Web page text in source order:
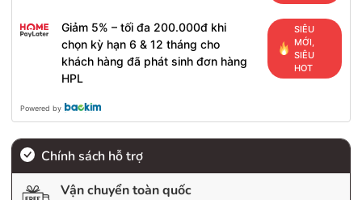
Giảm 5% – tối đa 200.000đ khi
chọn kỳ hạn 6 & 12 tháng cho
khách hàng đã phát sinh đơn hàng
HPL
SIÊU
MỚI,
SIÊU
HOT
Powered by
Chính sách hỗ trợ
Vận chuyển toàn quốc